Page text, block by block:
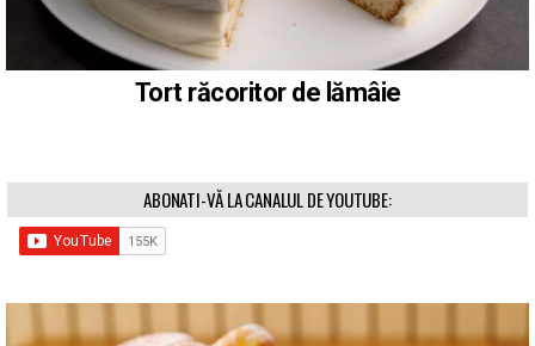
Tort răcoritor de lămâie
ABONATI-VĂ LA CANALUL DE YOUTUBE: